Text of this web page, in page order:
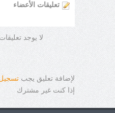
تعليقات الأعضاء
لا يوجد
لإضافة تعليق يجب
إذا كنت غير مشترك